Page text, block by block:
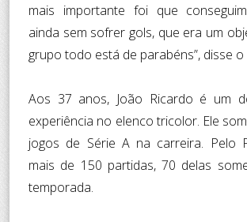
mais importante foi que
ainda sem sofrer gols, que era um
grupo todo está de parabéns”, disse o
Aos 37 anos, João Ricardo é um
experiência no elenco tricolor. Ele
jogos de Série A na carreira. Pelo
mais de 150 partidas, 70 delas
temporada.